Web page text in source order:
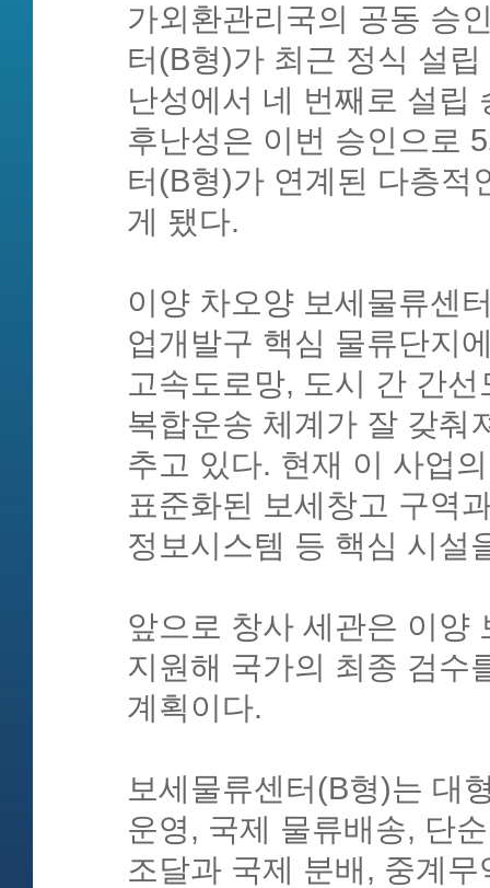
가외환관리국의 공동 승
터(B형)가 최근 정식 설
난성에서 네 번째로 설립
후난성은 이번 승인으로
터(B형)가 연계된 다층적
게 됐다.
이양 차오양 보세물류센
업개발구 핵심 물류단지
고속도로망, 도시 간 간
복합운송 체계가 잘 갖춰
추고 있다. 현재 이 사업
표준화된 보세창고 구역
정보시스템 등 핵심 시설
앞으로 창사 세관은 이양
지원해 국가의 최종 검수
계획이다.
보세물류센터(B형)는 대
운영, 국제 물류배송, 단
조달과 국제 분배, 중계